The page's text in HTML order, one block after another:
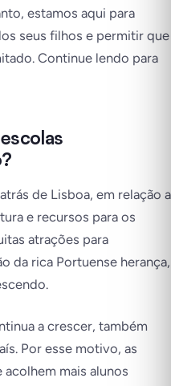
estamos aqui para
seus filhos e permitir que
Continue lendo para
de Lisboa, em relação a
e recursos para os
atrações para
da rica Portuense herança,
a crescer, também
Por esse motivo, as
mais alunos